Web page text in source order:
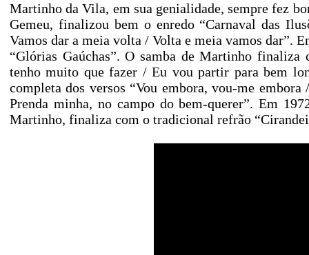
Martinho da Vila, em sua genialidade, sempre fez
Gemeu, finalizou bem o enredo “Carnaval das
Vamos dar a meia volta / Volta e meia vamos dar”.
“Glórias Gaúchas”. O samba de Martinho
tenho muito que fazer / Eu vou partir para bem
completa dos versos “Vou embora, vou-me
Prenda minha, no campo do bem-querer”. Em
Martinho, finaliza com o tradicional refrão